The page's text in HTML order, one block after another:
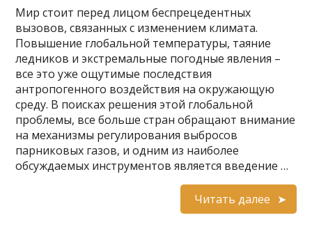
Мир стоит перед лицом беспрецедентных
вызовов, связанных с изменением климата.
Повышение глобальной температуры, таяние
ледников и экстремальные погодные явления –
все это уже ощутимые последствия
антропогенного воздействия на окружающую
среду. В поисках решения этой глобальной
проблемы, все больше стран обращают внимание
на механизмы регулирования выбросов
парниковых газов, и одним из наиболее
обсуждаемых инструментов является введение …
Читать далее